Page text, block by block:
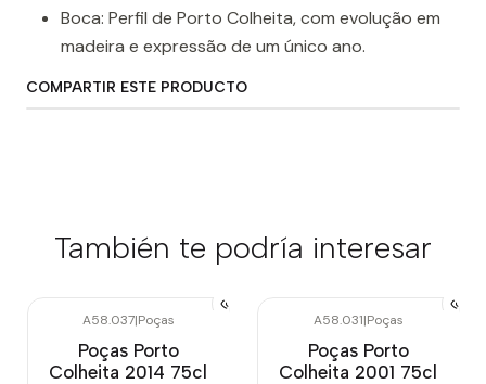
Boca: Perfil de Porto Colheita, com evolução em
madeira e expressão de um único ano.
COMPARTIR ESTE PRODUCTO
También te podría interesar
A58.037|Poças
Poças Porto
Colheita 2014 75cl
A58.031|Poças
Poças Porto
Colheita 2001 75cl